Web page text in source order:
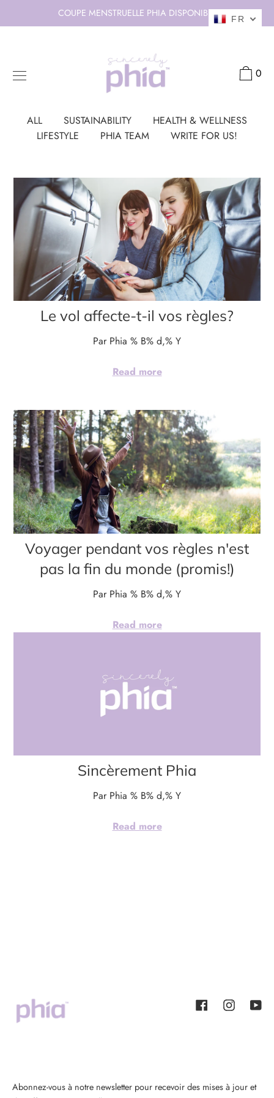
COUPE MENSTRUELLE PHIA DISPONIBLE
0
ALL SUSTAINABILITY
HEALTH & WELLNESS
LIFESTYLE
PHIA TEAM WRITE FOR US!
Le vol affecte-t-il vos règles?
Par Phia % B% d,% Y
Read more
Voyager pendant vos règles n'est
pas la fin du monde (promis!)
Par Phia % B% d,% Y
Read more
Sincèrement Phia
Par Phia % B% d,% Y
Read more
Facebook Instagram
Abonnez-vous à notre newsletter pour recevoir des mises à jour et
FR